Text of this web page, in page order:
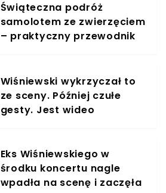
Świąteczna podróż
samolotem ze zwierzęciem
– praktyczny przewodnik
Wiśniewski wykrzyczał to
ze sceny. Później czułe
gesty. Jest wideo
Eks Wiśniewskiego w
środku koncertu nagle
wpadła na scenę i zaczęła